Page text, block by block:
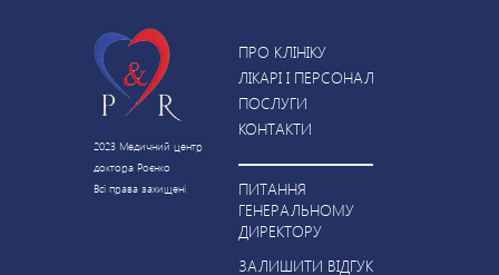
2023 Медичний центр
доктора Роєнко
Всі права захищені
ПРО КЛІНІКУ
ЛІКАРІ І ПЕРСОНАЛ
ПОСЛУГИ
КОНТАКТИ
ПИТАННЯ
ГЕНЕРАЛЬНОМУ
ДИРЕКТОРУ
ЗАЛИШИТИ ВІДГУК